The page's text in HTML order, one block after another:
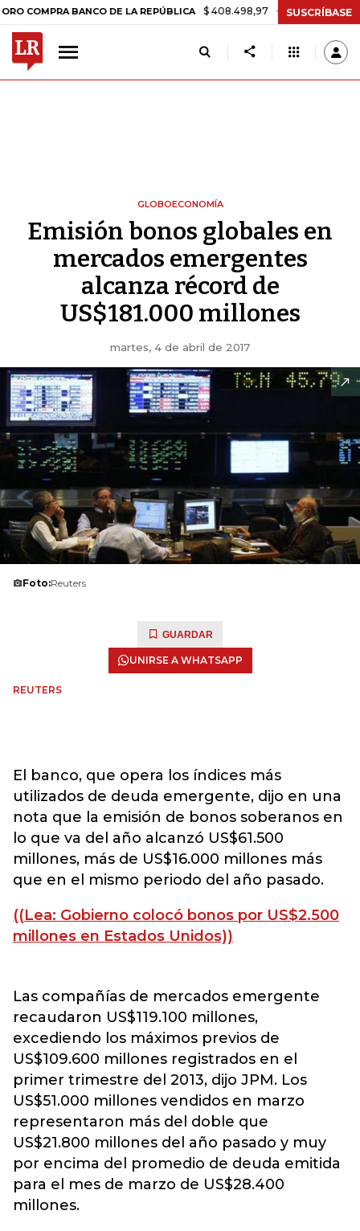
BANCO DE LA REPÚBLICA $ 408.498,97 +$ 8.753,81 +2,19%
SUSCRÍBASE
GLOBOECONOMÍA
Emisión bonos globales en
mercados emergentes
alcanza récord de
US$181.000 millones
martes, 4 de abril de 2017
Foto:Reuters
GUARDAR
UNIRSE A WHATSAPP
REUTERS
El banco, que opera los índices más
utilizados de deuda emergente, dijo en una
nota que la emisión de bonos soberanos en
lo que va del año alcanzó US$61.500
millones, más de US$16.000 millones más
que en el mismo periodo del año pasado.
((Lea: Gobierno colocó bonos por US$2.500
millones en Estados Unidos))
Las compañías de mercados emergente
recaudaron US$119.100 millones,
excediendo los máximos previos de
US$109.600 millones registrados en el
primer trimestre del 2013, dijo JPM. Los
US$51.000 millones vendidos en marzo
representaron más del doble que
US$21.800 millones del año pasado y muy
por encima del promedio de deuda emitida
para el mes de marzo de US$28.400
millones.